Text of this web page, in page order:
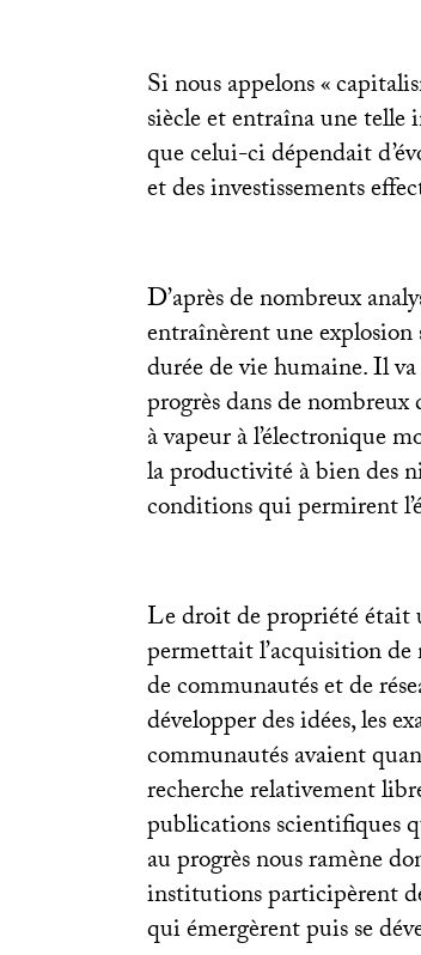
Si nous appelons «
siècle et entraîna une
que celui-ci dépendait
et des investissements
D’après de nombreux
entraînèrent une
durée de vie humaine. Il
progrès dans de
à vapeur à l’électronique
la productivité à bien des
conditions qui permirent
Le droit de propriété était
permettait l’acquisition
de communautés et de
développer des idées, les
communautés avaient
recherche relativement
publications scientifiques
au progrès nous ramène
institutions participèrent
qui émergèrent puis se